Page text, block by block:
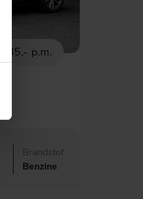
535,- p.m.
Brandstof
Benzine